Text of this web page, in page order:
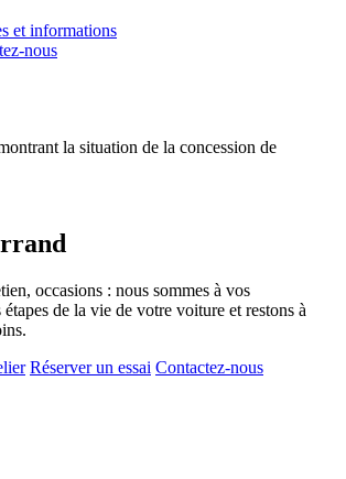
et informations
nous
occasions : nous sommes à vos
de la vie de votre voiture et restons à
Réserver un essai Contactez-nous